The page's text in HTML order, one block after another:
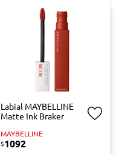
Labial MAYBELLINE
Matte Ink Braker
MAYBELLINE
$1092